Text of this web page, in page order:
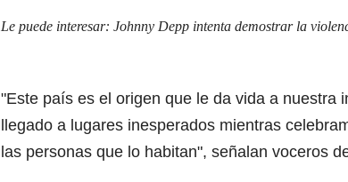
Le puede interesar: Johnny Depp intenta demostrar la
"Este país es el origen que le da vida a nuestra
llegado a lugares inesperados mientras
las personas que lo habitan", señalan voceros